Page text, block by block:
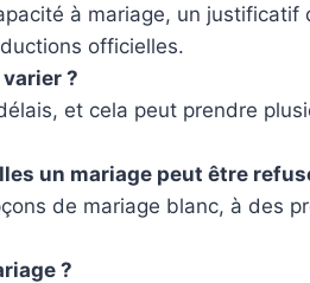
à mariage, un justificatif
officielles.
?
et cela peut prendre
un mariage peut être
de mariage blanc, à des
?